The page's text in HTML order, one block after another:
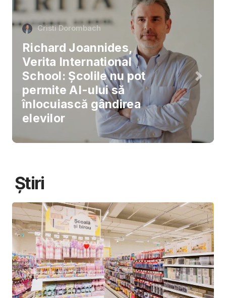
Cristi Dorombach
Richard Joannides,
Verita International
School: Școlile nu pot
permite AI-ului să
înlocuiască gândirea
elevilor
Știri